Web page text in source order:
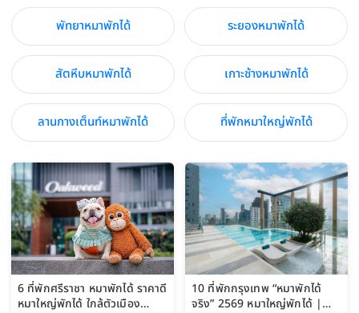
พัทยาหมาพักได้ ระยองหมาพักได้
สัตหีบหมาพักได้ เกาะช้างหมาพักได้
ลานกางเต็นท์หมาพักได้ ที่พักหมาใหญ่พักได้
6 ที่พักศรีราชา หมาพักได้ ราคาดี
หมาใหญ่พักได้ ใกล้ตัวเมือง
10 ที่พักกรุงเทพ “หมาพักได้
จริง” 2569 หมาใหญ่พักได้ |